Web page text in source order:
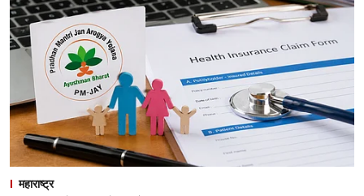
महाराष्ट्र